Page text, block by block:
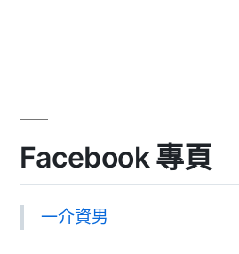
Facebook 專頁
一介資男